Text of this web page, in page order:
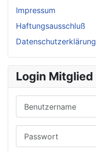
Impressum
Haftungsausschluß
Datenschutzerklärung
Login Mitglied